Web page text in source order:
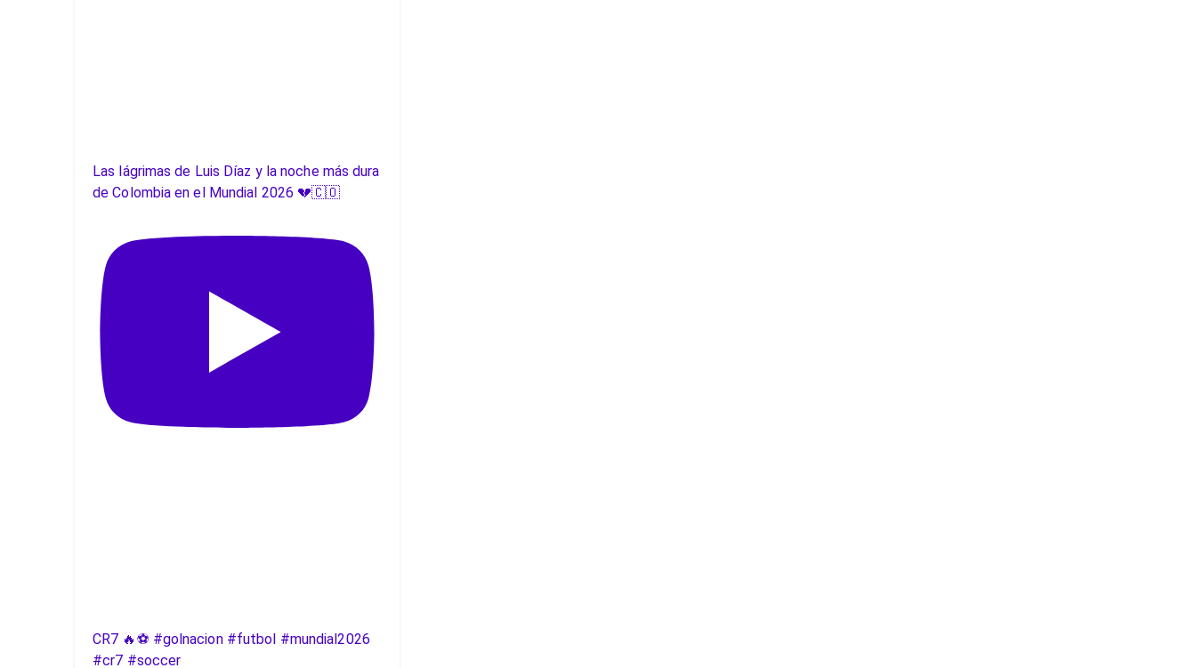
Las lágrimas de Luis Díaz y la noche más dura
de Colombia en el Mundial 2026 💔🇨🇴
CR7 🔥⚽️ #golnacion #futbol #mundial2026
#cr7 #soccer